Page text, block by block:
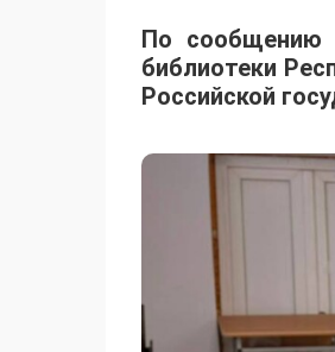
​По сообщению
библиотеки
Российской